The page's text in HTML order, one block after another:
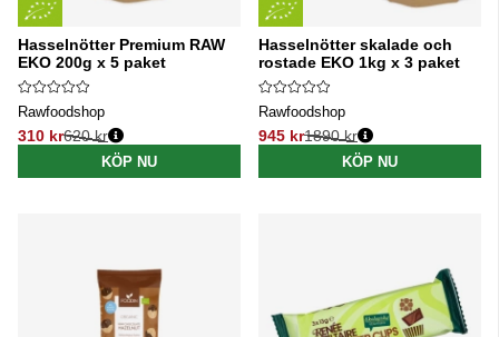
Hasselnötter Premium RAW
EKO 200g x 5 paket
Rawfoodshop
310 kr
Ordinarie pris:
620 kr
KÖP NU
Hasselnötter skalade och
rostade EKO 1kg x 3 paket
Rawfoodshop
945 kr
Ordinarie pris:
1890 kr
KÖP NU